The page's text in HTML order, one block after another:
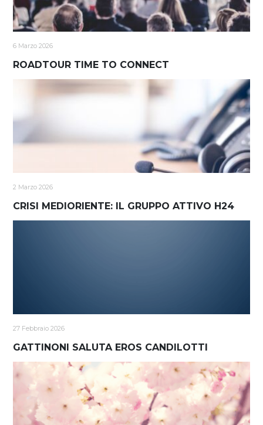
6 Marzo 2026
ROADTOUR TIME TO CONNECT
2 Marzo 2026
CRISI MEDIORIENTE: IL GRUPPO ATTIVO H24
27 Febbraio 2026
GATTINONI SALUTA EROS CANDILOTTI